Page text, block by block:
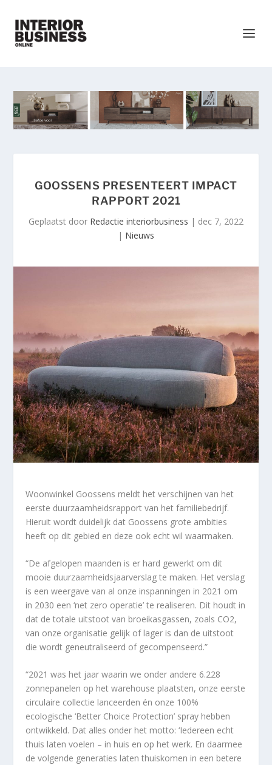
GOOSSENS PRESENTEERT IMPACT
RAPPORT 2021
Geplaatst door Redactie interiorbusiness | dec 7, 2022
| Nieuws
Woonwinkel Goossens meldt het verschijnen van het
eerste duurzaamheidsrapport van het familiebedrijf.
Hieruit wordt duidelijk dat Goossens grote ambities
heeft op dit gebied en deze ook echt wil waarmaken.
“De afgelopen maanden is er hard gewerkt om dit
mooie duurzaamheidsjaarverslag te maken. Het verslag
is een weergave van al onze inspanningen in 2021 om
in 2030 een ‘net zero operatie’ te realiseren. Dit houdt in
dat de totale uitstoot van broeikasgassen, zoals CO2,
van onze organisatie gelijk of lager is dan de uitstoot
die wordt geneutraliseerd of gecompenseerd.”
“2021 was het jaar waarin we onder andere 6.228
zonnepanelen op het warehouse plaatsten, onze eerste
circulaire collectie lanceerden én onze 100%
ecologische ‘Better Choice Protection’ spray hebben
ontwikkeld. Dat alles onder het motto: ‘Iedereen echt
thuis laten voelen – in huis en op het werk. En daarmee
de volgende generaties laten thuiskomen in een betere